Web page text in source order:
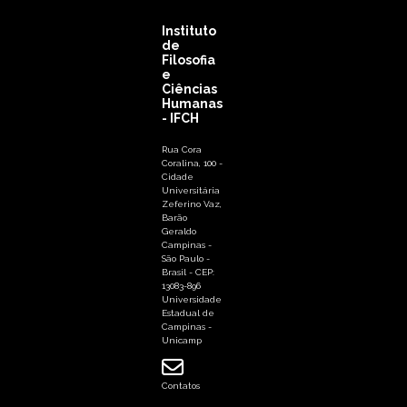
Instituto
de
Filosofia
e
Ciências
Humanas
- IFCH
Rua Cora
Coralina, 100 -
Cidade
Universitária
Zeferino Vaz,
Barão
Geraldo
Campinas -
São Paulo -
Brasil - CEP:
13083-896
Universidade
Estadual de
Campinas -
Unicamp
Contatos